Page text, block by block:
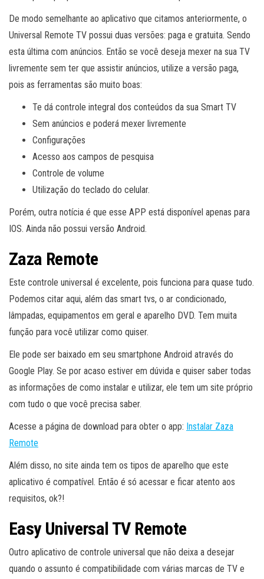
De modo semelhante ao aplicativo que citamos anteriormente, o
Universal Remote TV possui duas versões: paga e gratuita. Sendo
esta última com anúncios. Então se você deseja mexer na sua TV
livremente sem ter que assistir anúncios, utilize a versão paga,
pois as ferramentas são muito boas:
Te dá controle integral dos conteúdos da sua Smart TV
Sem anúncios e poderá mexer livremente
Configurações
Acesso aos campos de pesquisa
Controle de volume
Utilização do teclado do celular.
Porém, outra notícia é que esse APP está disponível apenas para
IOS. Ainda não possui versão Android.
Zaza Remote
Este controle universal é excelente, pois funciona para quase tudo.
Podemos citar aqui, além das smart tvs, o ar condicionado,
lâmpadas, equipamentos em geral e aparelho DVD. Tem muita
função para você utilizar como quiser.
Ele pode ser baixado em seu smartphone Android através do
Google Play. Se por acaso estiver em dúvida e quiser saber todas
as informações de como instalar e utilizar, ele tem um site próprio
com tudo o que você precisa saber.
Acesse a página de download para obter o app: Instalar Zaza
Remote
Além disso, no site ainda tem os tipos de aparelho que este
aplicativo é compatível. Então é só acessar e ficar atento aos
requisitos, ok?!
Easy Universal TV Remote
Outro aplicativo de controle universal que não deixa a desejar
quando o assunto é compatibilidade com várias marcas de TV e